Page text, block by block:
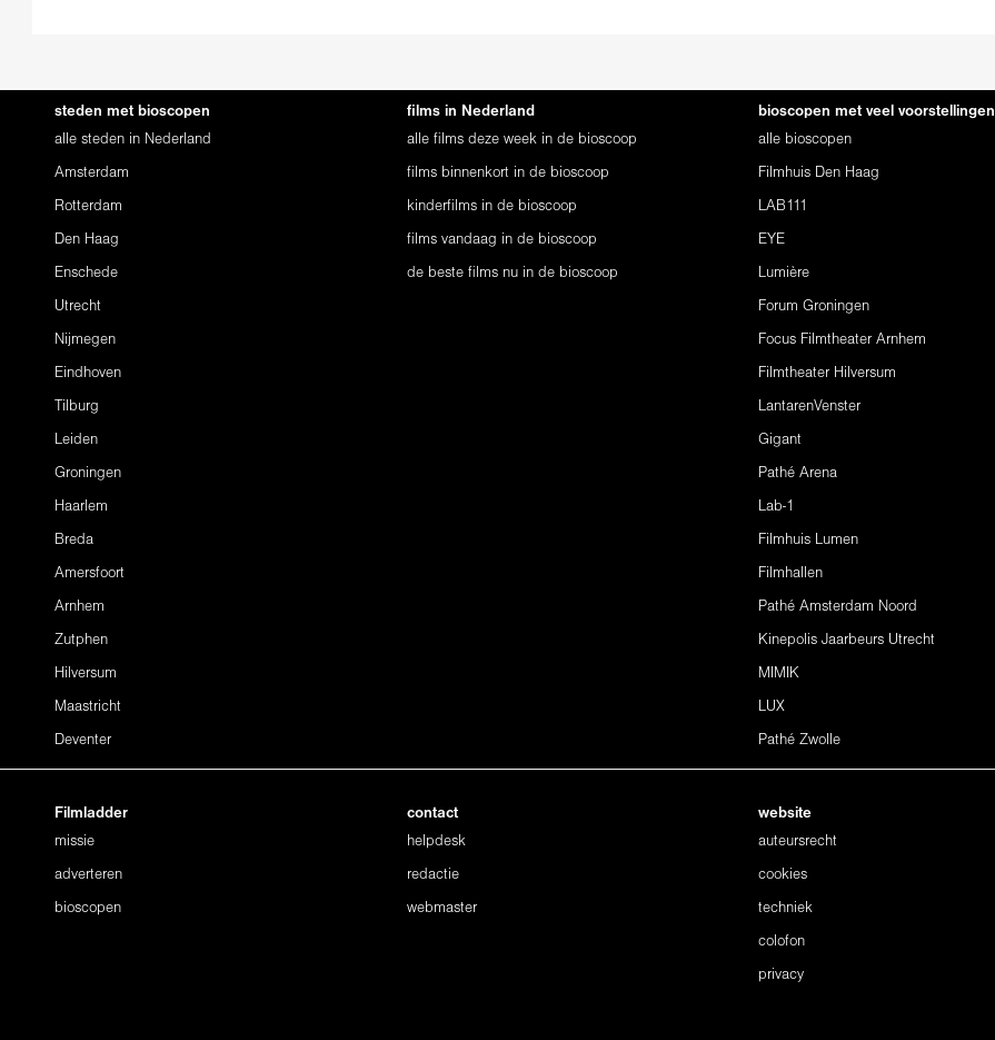
steden met bioscopen
alle steden in Nederland
Amsterdam
Rotterdam
Den Haag
Enschede
Utrecht
Nijmegen
Eindhoven
Tilburg
Leiden
Groningen
Haarlem
Breda
Amersfoort
Arnhem
Zutphen
Hilversum
Maastricht
Deventer
films in Nederland
alle films deze week in de bioscoop
films binnenkort in de bioscoop
kinderfilms in de bioscoop
films vandaag in de bioscoop
de beste films nu in de bioscoop
bioscopen met veel voorstellingen
alle bioscopen
Filmhuis Den Haag
LAB111
EYE
Lumière
Forum Groningen
Focus Filmtheater Arnhem
Filmtheater Hilversum
LantarenVenster
Gigant
Pathé Arena
Lab-1
Filmhuis Lumen
Filmhallen
Pathé Amsterdam Noord
Kinepolis Jaarbeurs Utrecht
MIMIK
LUX
Pathé Zwolle
Filmladder
missie
adverteren
bioscopen
contact
helpdesk
redactie
webmaster
website
auteursrecht
cookies
techniek
colofon
privacy